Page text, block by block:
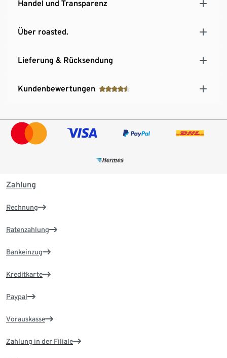
Handel und Transparenz
Über roasted.
Lieferung & Rücksendung
Kundenbewertungen
Zahlung
Rechnung
Ratenzahlung
Bankeinzug
Kreditkarte
Paypal
Vorauskasse
Zahlung in der Filiale